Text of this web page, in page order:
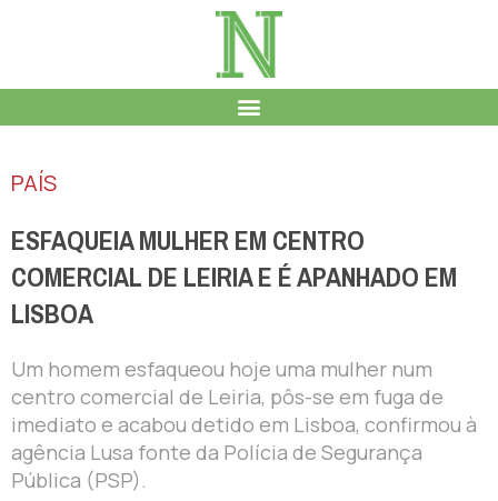
PAÍS
ESFAQUEIA MULHER EM CENTRO
COMERCIAL DE LEIRIA E É APANHADO EM
LISBOA
Um homem esfaqueou hoje uma mulher num
centro comercial de Leiria, pôs-se em fuga de
imediato e acabou detido em Lisboa, confirmou à
agência Lusa fonte da Polícia de Segurança
Pública (PSP).